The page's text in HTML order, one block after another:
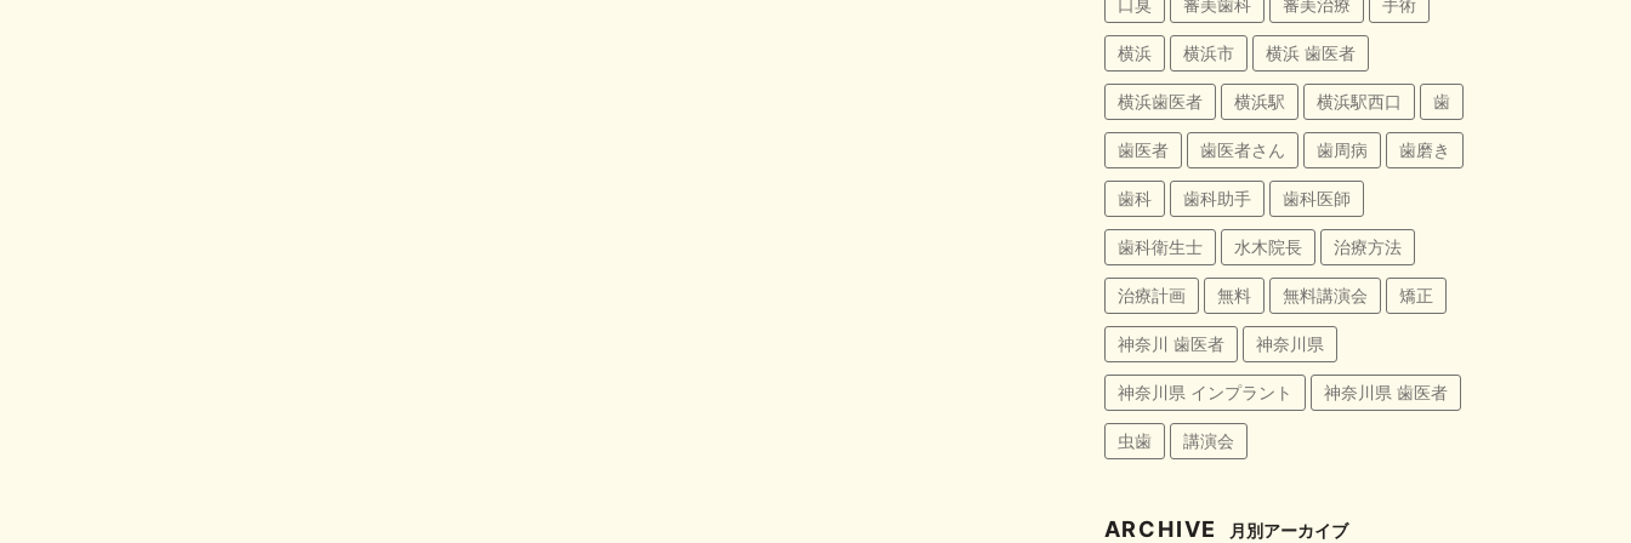
口臭 審美歯科 審美治療 手術
横浜 横浜市 横浜 歯医者
横浜歯医者 横浜駅 横浜駅西口 歯
歯医者 歯医者さん 歯周病 歯磨き
歯科 歯科助手 歯科医師
歯科衛生士 水木院長 治療方法
治療計画 無料 無料講演会 矯正
神奈川 歯医者 神奈川県
神奈川県 インプラント 神奈川県 歯医者
虫歯 講演会
ARCHIVE 月別アーカイブ